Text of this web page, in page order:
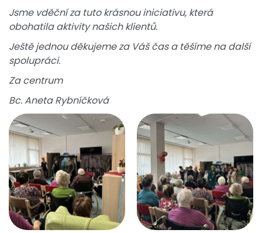
Jsme vděční za tuto krásnou iniciativu, která
obohatila aktivity našich klientů.
Ještě jednou děkujeme za Váš čas a těšíme na další
spolupráci.
Za centrum
Bc. Aneta Rybníčková